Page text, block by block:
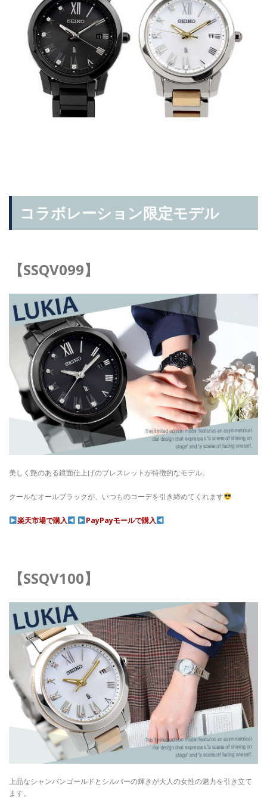
コラボレーション限定モデル
【SSQV099】
美しく艶のある鏡面仕上げのブレスレットが特徴的なモデル。
クールなオールブラックが、いつものコーデを引き締めてくれます
楽天市場で購入 PayPayモールで購入
【SSQV100】
上品なシャンパンゴールドとシルバーの輝きが大人の女性の魅力を引き立て
ます。